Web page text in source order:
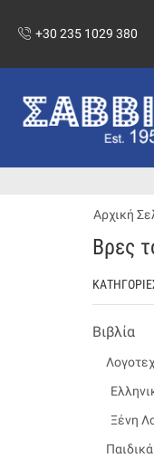
+30 235 1029 380
Αρχική
Βρες
Βιβλία
Ξένη